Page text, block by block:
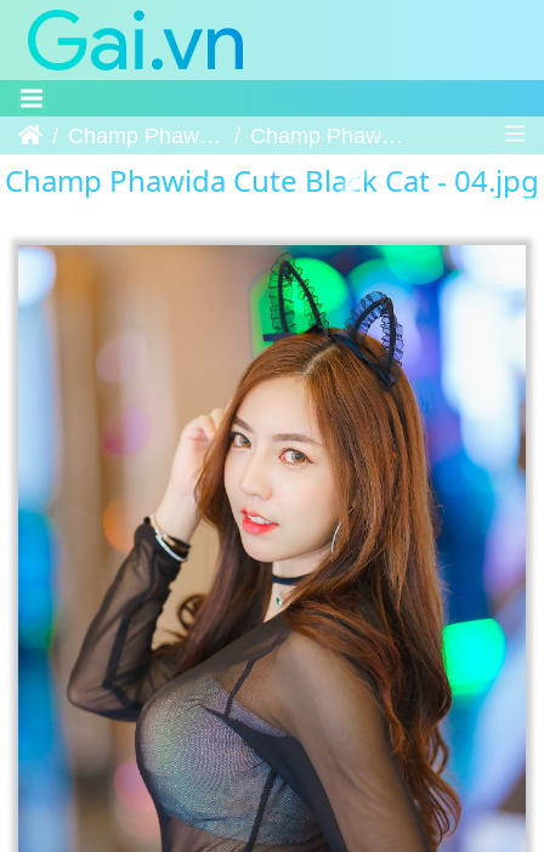
Trang chủChamp Phawida Cute Black Cat Champ Phawida Cute Black Cat - 04
Champ Phawida Cute Black Cat - 04.jpg